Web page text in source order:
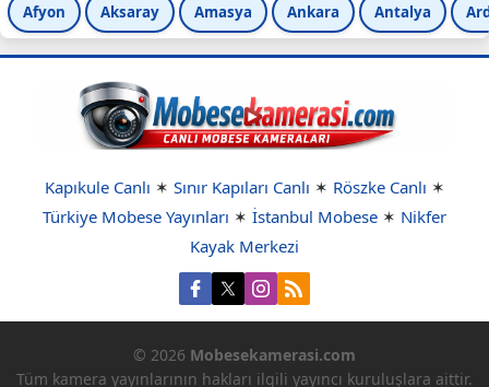
Afyon Aksaray Amasya Ankara Antalya
Kapıkule Canlı ✶ Sınır Kapıları Canlı ✶ Röszke Canlı ✶
Türkiye Mobese Yayınları ✶ İstanbul Mobese ✶ Nikfer
Kayak Merkezi
© 2026 Mobesekamerasi.com
Tüm kamera yayınlarının hakları ilgili yayıncı kuruluşlara aittir.